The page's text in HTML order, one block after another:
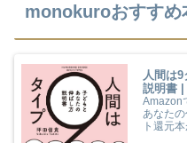
monokuroおすすめ
人間は
説明書
Amazon
あなた
ト還元